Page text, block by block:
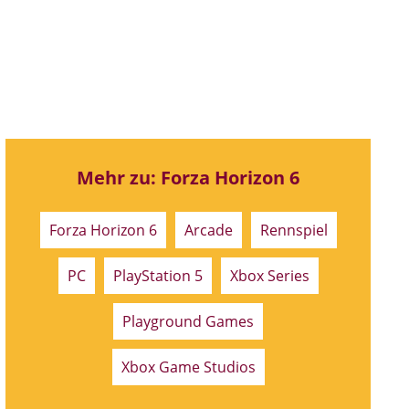
Mehr zu: Forza Horizon 6
Forza Horizon 6 Arcade Rennspiel
PC PlayStation 5 Xbox Series
Playground Games
Xbox Game Studios